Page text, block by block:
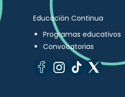
Educación Continua
Programas educativos
Convocatorias